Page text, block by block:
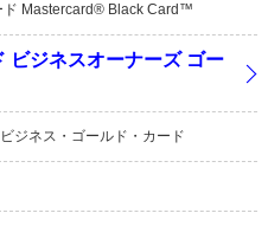
ド Mastercard® Black Card™
ビジネスオーナーズ ゴー
ジネス・ゴールド・カード